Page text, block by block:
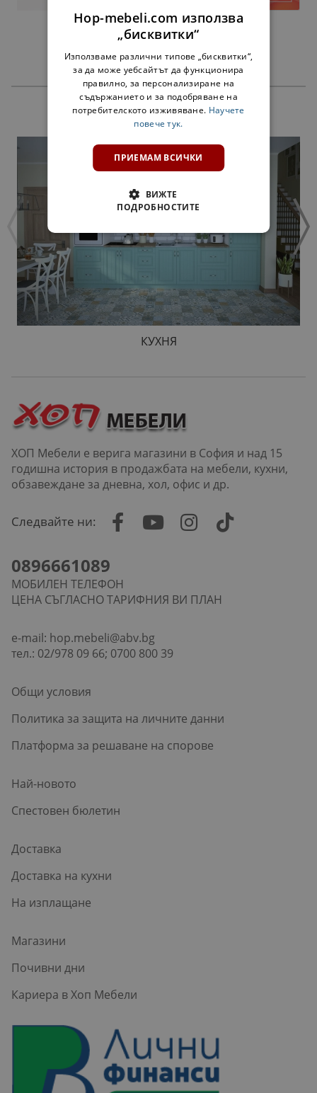
ЧЕКМЕДЖЕТА АЛФА ВЕНГЕ - ЗА 45 СМ
38,00 € 74,32 лв.
ПРОДУКТИ
КУХНЯ
ХОП Мебели е верига магазини в София и над 15
годишна история в продажбата на мебели, кухни,
обзавеждане за дневна, хол, офис и др.
Следвайте ни:
0896661089
МОБИЛЕН ТЕЛЕФОН
ЦЕНА СЪГЛАСНО ТАРИФНИЯ ВИ ПЛАН
e-mail: hop.mebeli@abv.bg
тел.: 02/978 09 66; 0700 800 39
Общи условия
Политика за защита на личните данни
Платформа за решаване на спорове
Най-новото
Спестовен бюлетин
Доставка
Доставка на кухни
На изплащане
Магазини
Почивни дни
Кариера в Хоп Мебели
Hop-mebeli.com използва
„бисквитки“
Използваме различни типове „бисквитки“,
за да може уебсайтът да функционира
правилно, за персонализиране на
съдържанието и за подобряване на
потребителското изживяване. Научете
повече тук.
ПРИЕМАМ ВСИЧКИ
ВИЖТЕ
ПОДРОБНОСТИТЕ